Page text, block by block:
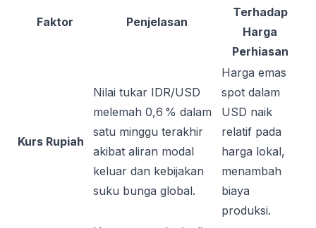
Faktor Penjelasan
Terhadap
Harga
Perhiasan
Kurs Rupiah
Nilai tukar IDR/USD
melemah 0,6 % dalam
satu minggu terakhir
akibat aliran modal
keluar dan kebijakan
suku bunga global.
Harga emas
spot dalam
USD naik
relatif pada
harga lokal,
menambah
biaya
produksi.